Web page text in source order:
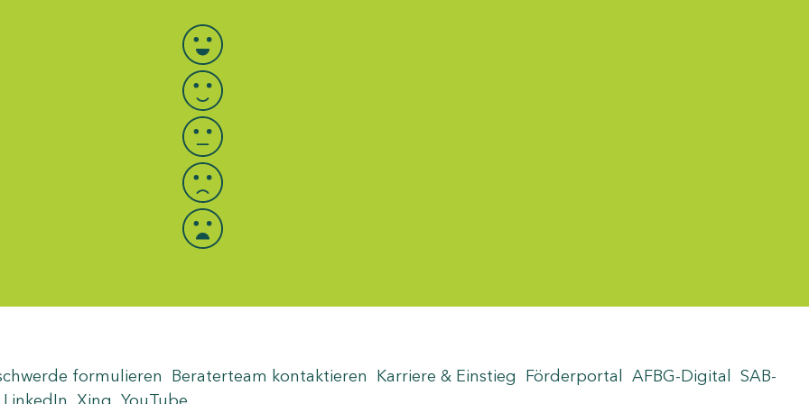
Bewertung auswählen
formulieren Beraterteam kontaktieren Karriere & Einstieg Förderportal AFBG-Digital
SAB-